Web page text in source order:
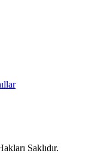
Saklıdır.